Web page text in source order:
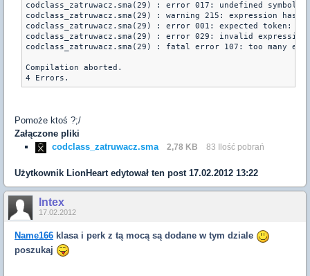
codclass_zatruwacz.sma(29) : error 017: undefined symbol
codclass_zatruwacz.sma(29) : warning 215: expression has
codclass_zatruwacz.sma(29) : error 001: expected token:
codclass_zatruwacz.sma(29) : error 029: invalid expression,
codclass_zatruwacz.sma(29) : fatal error 107: too many
Compilation aborted.
4 Errors.
Pomoże ktoś ?;/
Załączone pliki
codclass_zatruwacz.sma
2,78 KB 83 Ilość pobrań
Użytkownik LionHeartedytował ten post 17.02.2012 13:22
Intex
17.02.2012
Name166 klasa i perk z tą mocą są dodane w tym dziale
poszukaj